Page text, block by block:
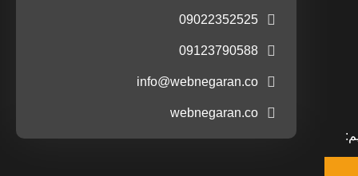
09022352525
09123790588
info@webnegaran.co
webnegaran.co